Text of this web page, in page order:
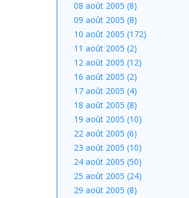
08 août 2005 (8)
09 août 2005 (8)
10 août 2005 (172)
11 août 2005 (2)
12 août 2005 (12)
16 août 2005 (2)
17 août 2005 (4)
18 août 2005 (8)
19 août 2005 (10)
22 août 2005 (6)
23 août 2005 (10)
24 août 2005 (50)
25 août 2005 (24)
29 août 2005 (8)